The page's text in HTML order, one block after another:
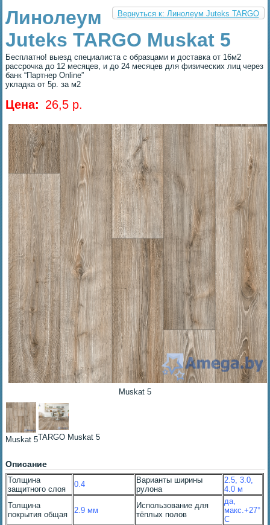
Вернуться к: Линолеум Juteks TARGO
Линолеум
Juteks TARGO Muskat 5
Бесплатно! выезд специалиста с образцами и доставка от 16м2
рассрочка до 12 месяцев, и до 24 месяцев для физических лиц через
банк “Партнер Online”
укладка от 5р. за м2
Цена: 26,5 p.
Muskat 5
Muskat 5TARGO Muskat 5
Описание
Толщина
защитного слоя
0.4
Варианты ширины
рулона
2.5, 3.0,
4.0 м
Толщина
покрытия общая
2.9 мм
Использование для
тёплых полов
да,
макс.+27°
С